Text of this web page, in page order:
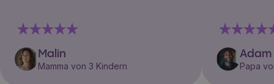
Malin
Mamma von 3 Kindern
Adam
Papa